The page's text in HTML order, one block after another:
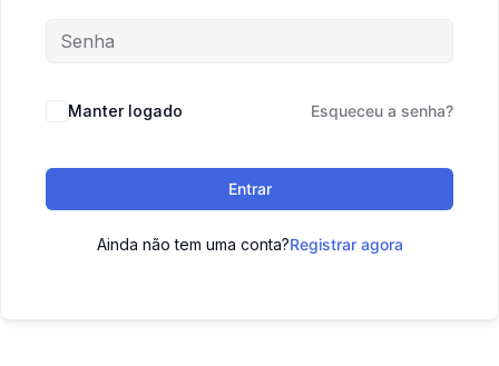
Manter logado Esqueceu a senha?
Entrar
Ainda não tem uma conta?Registrar agora